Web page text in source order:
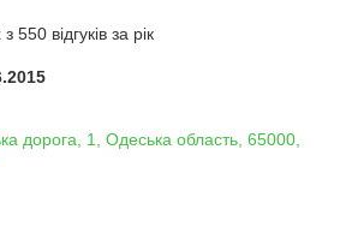
550 відгуків за рік
дорога, 1, Одеська область, 65000,